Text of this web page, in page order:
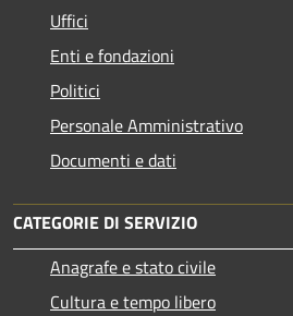
Uffici
Enti e fondazioni
Politici
Personale Amministrativo
Documenti e dati
CATEGORIE DI SERVIZIO
Anagrafe e stato civile
Cultura e tempo libero